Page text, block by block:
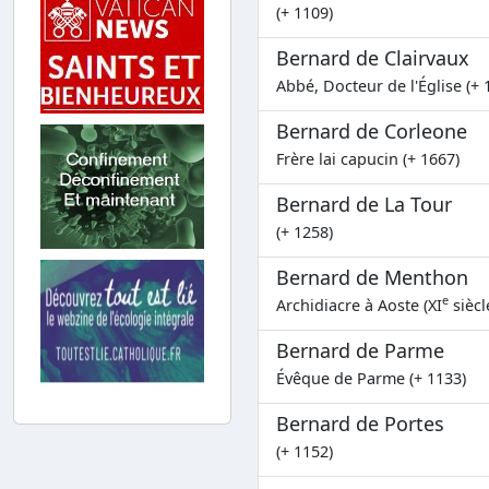
(+ 1109)
Bernard de Clairvaux
Abbé, Docteur de l'Église (+
Bernard de Corleone
Frère lai capucin (+ 1667)
Bernard de La Tour
(+ 1258)
Bernard de Menthon
Archidiacre à Aoste (XIe
Bernard de Parme
Évêque de Parme (+ 1133)
Bernard de Portes
(+ 1152)